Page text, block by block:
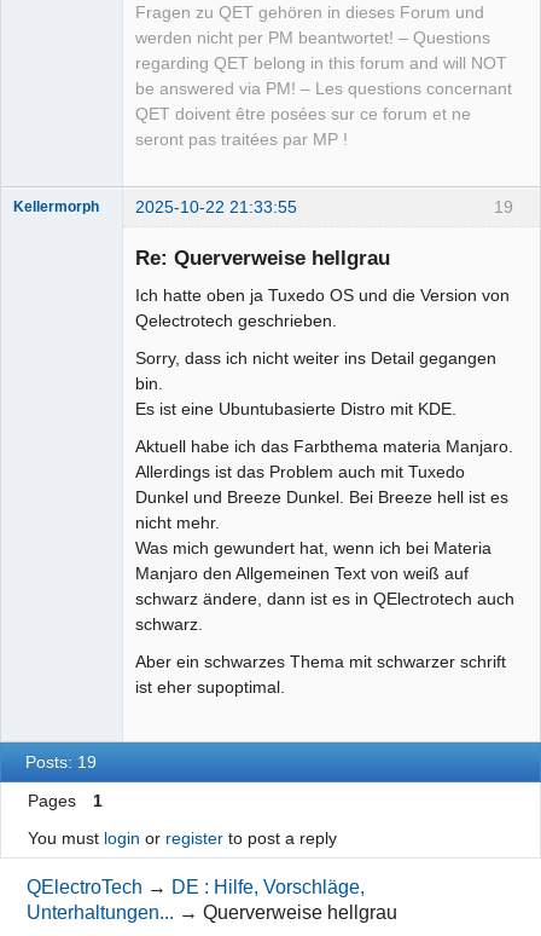
Fragen zu QET gehören in dieses Forum und
werden nicht per PM beantwortet! – Questions
regarding QET belong in this forum and will NOT
be answered via PM! – Les questions concernant
QET doivent être posées sur ce forum et ne
seront pas traitées par MP !
19
Kellermorph 2025-10-22 21:33:55
Re: Querverweise hellgrau
Ich hatte oben ja Tuxedo OS und die Version von
Qelectrotech geschrieben.
Sorry, dass ich nicht weiter ins Detail gegangen
bin.
Es ist eine Ubuntubasierte Distro mit KDE.
Aktuell habe ich das Farbthema materia Manjaro.
Allerdings ist das Problem auch mit Tuxedo
Dunkel und Breeze Dunkel. Bei Breeze hell ist es
nicht mehr.
Was mich gewundert hat, wenn ich bei Materia
Manjaro den Allgemeinen Text von weiß auf
schwarz ändere, dann ist es in QElectrotech auch
schwarz.
Aber ein schwarzes Thema mit schwarzer schrift
ist eher supoptimal.
Posts: 19
Pages
1
You must login or registerto post a reply
QElectroTech → DE : Hilfe, Vorschläge,
Unterhaltungen... →Querverweise hellgrau